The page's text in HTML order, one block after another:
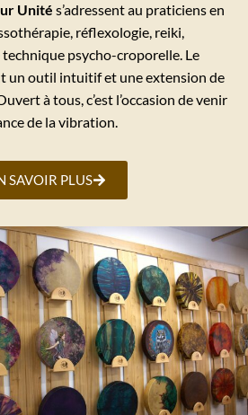
Unité s’adressent au praticiens en
réflexologie, reiki,
psycho-croporelle. Le
un outil intuitif et une extension de
à tous, c’est l’occasion de venir
de la vibration.
SAVOIR PLUS